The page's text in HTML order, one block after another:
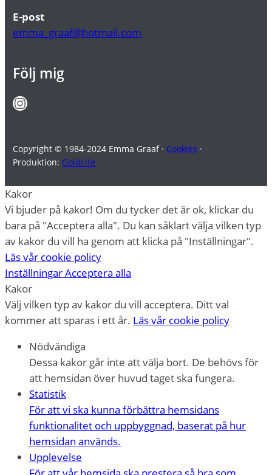
E-post
emma_graaf@hotmail.com
Följ mig
Instagram
Copyright © 1984-2024 Emma Graaf · Cookies ·
Produktion: GoldLife
Kakor
Vi bjuder på kakor! Om du tycker det är ok, klickar du
bara på "Acceptera alla". Du kan såklart välja vilken typ
av kakor du vill ha genom att klicka på "Inställningar".
Läs vår cookie policy
InställningarAcceptera alla
Kakor
Välj vilken typ av kakor du vill acceptera. Ditt val
kommer att sparas i ett år. Läs vår cookie policy
Nödvändiga
Dessa kakor går inte att välja bort. De behövs för
att hemsidan över huvud taget ska fungera.
Statistik
För att vi ska kunna förbättra hemsidans
funktionalitet och uppbyggnad, baserat på hur
hemsidan används.
Upplevelse